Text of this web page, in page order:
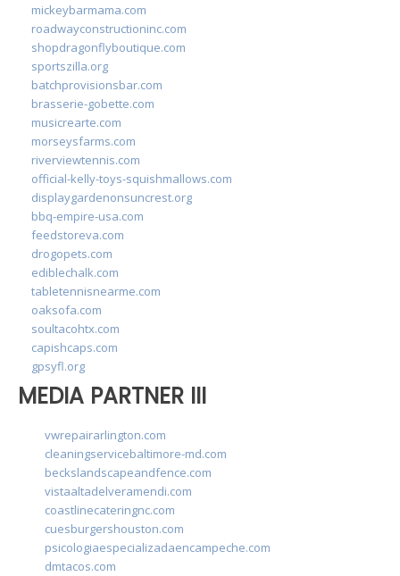
mickeybarmama.com
roadwayconstructioninc.com
shopdragonflyboutique.com
sportszilla.org
batchprovisionsbar.com
brasserie-gobette.com
musicrearte.com
morseysfarms.com
riverviewtennis.com
official-kelly-toys-squishmallows.com
displaygardenonsuncrest.org
bbq-empire-usa.com
feedstoreva.com
drogopets.com
ediblechalk.com
tabletennisnearme.com
oaksofa.com
soultacohtx.com
capishcaps.com
gpsyfl.org
MEDIA PARTNER III
vwrepairarlington.com
cleaningservicebaltimore-md.com
beckslandscapeandfence.com
vistaaltadelveramendi.com
coastlinecateringnc.com
cuesburgershouston.com
psicologiaespecializadaencampeche.com
dmtacos.com